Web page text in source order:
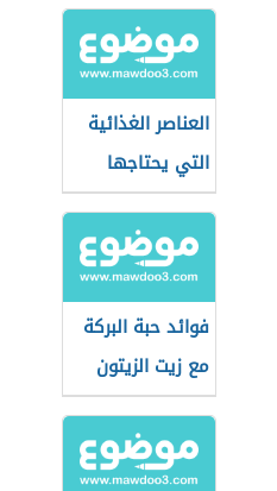
العناصر الغذائية
التي يحتاجها
الجسم
فوائد حبة البركة
مع زيت الزيتون